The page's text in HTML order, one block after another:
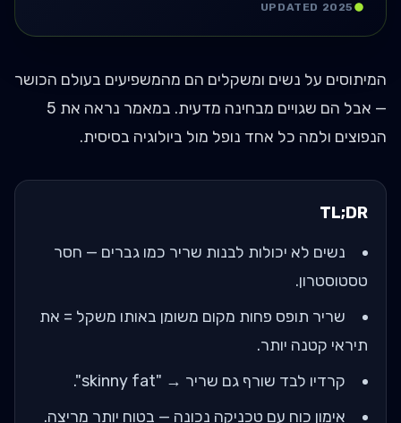
UPDATED 2025
המיתוסים על נשים ומשקלים הם מהמשפיעים בעולם הכושר
— אבל הם שגויים מבחינה מדעית. במאמר נראה את 5
הנפוצים ולמה כל אחד נופל מול ביולוגיה בסיסית.
TL;DR
נשים לא יכולות לבנות שריר כמו גברים — חסר
טסטוסטרון.
שריר תופס פחות מקום משומן באותו משקל = את
תיראי קטנה יותר.
קרדיו לבד שורף גם שריר → "skinny fat".
אימון כוח עם טכניקה נכונה — בטוח יותר מריצה.